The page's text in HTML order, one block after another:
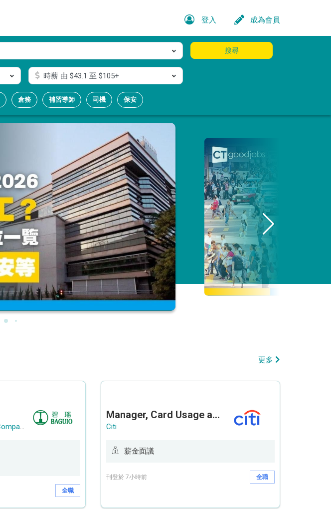
登入 成為會員
時薪由 $43.1 至 $105+
搜尋
倉務 補習導師 司機 保安
更多
Baguio Cleaning Services Company Limited
全職
Manager, Card Usage and Partnership
Citi
薪金面議
刊登於 7小時前 全職